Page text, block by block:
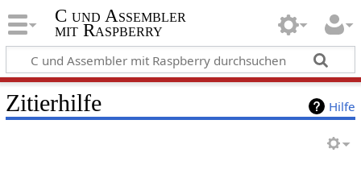
C und Assembler
mit Raspberry
Hilfe
Zitierhilfe